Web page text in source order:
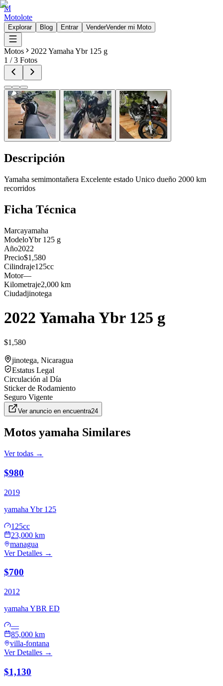
M
Motolote
Explorar Blog Entrar VenderVender mi Moto
Motos
2022 Yamaha Ybr 125 g
1 /3 Fotos
Descripción
Yamaha semimontañera Excelente estado Unico dueño 2000 km
recorridos
Ficha Técnica
Marcayamaha
ModeloYbr 125 g
Año2022
Precio$1,580
Cilindraje125cc
Motor—
Kilometraje2,000 km
Ciudadjinotega
2022 Yamaha Ybr 125 g
$1,580
jinotega, Nicaragua
Estatus Legal
Circulación al Día
Sticker de Rodamiento
Seguro Vigente
Ver anuncio en encuentra24
Motos yamaha Similares
Ver todas →
$980
2019
yamaha Ybr 125
125cc
23,000 km
managua
Ver Detalles →
$700
2012
yamaha YBR ED
—
85,000 km
villa-fontana
Ver Detalles →
$1,130